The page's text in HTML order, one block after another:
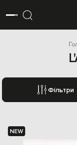
Фільтри
NEW